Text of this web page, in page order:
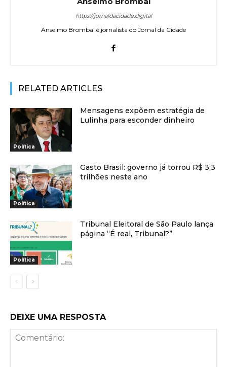
https://jornaldacidade.digital
Anselmo Brombal é jornalista do Jornal da Cidade
RELATED ARTICLES
Política
Mensagens expõem estratégia de
Lulinha para esconder dinheiro
Política
Gasto Brasil: governo já torrou R$ 3,3
trilhões neste ano
Política
Tribunal Eleitoral de São Paulo lança
página “É real, Tribunal?”
DEIXE UMA RESPOSTA